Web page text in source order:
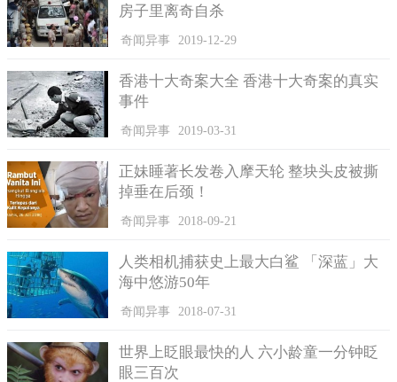
房子里离奇自杀
奇闻异事 2019-12-29
香港十大奇案大全 香港十大奇案的真实
事件
奇闻异事 2019-03-31
正妹睡著长发卷入摩天轮 整块头皮被撕
掉垂在后颈！
奇闻异事 2018-09-21
人类相机捕获史上最大白鲨 「深蓝」大
海中悠游50年
奇闻异事 2018-07-31
世界上眨眼最快的人 六小龄童一分钟眨
眼三百次